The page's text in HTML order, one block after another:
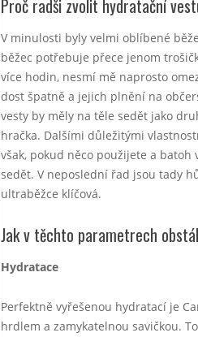
Proč radši zvolit hydratační
V minulosti byly velmi oblíbené
běžec potřebuje přece jenom
více hodin, nesmí mě naprosto
dost špatně a jejich plnění na
vesty by měly na těle sedět jako
hračka. Dalšími důležitými
však, pokud něco použijete a
sedět. V neposlední řad jsou tady
ultraběžce klíčová.
Jak v těchto parametrech
Hydratace
Perfektně vyřešenou hydratací je
hrdlem a zamykatelnou savičkou.